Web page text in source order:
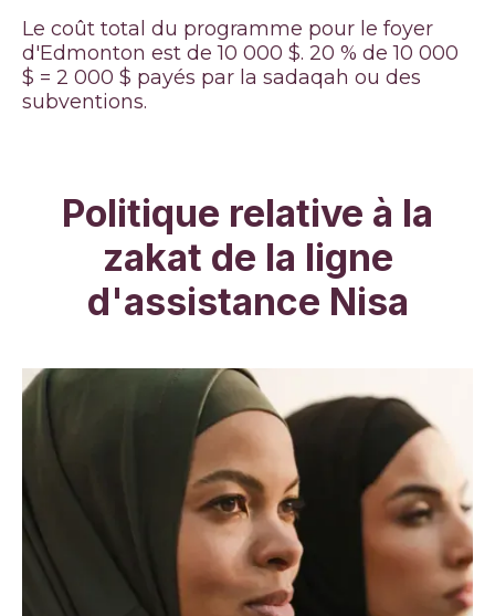
Le coût total du programme pour le foyer
d'Edmonton est de 10 000 $. 20 % de 10 000
$ = 2 000 $ payés par la sadaqah ou des
subventions.
Politique relative à la
zakat de la ligne
d'assistance Nisa